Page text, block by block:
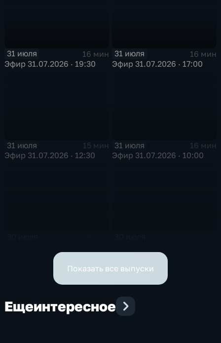
31 июля
16 мин
Эфир 31.07.2026 · 19:30
31 июля
16 мин
Эфир 31.07.2026 · 17:00
31 июля
15 мин
Эфир 31.07.2026 · 12:30
31 июля
16 мин
Эфир 31.07.2026 · 10:00
Показать все выпуски
Ещеинтересное